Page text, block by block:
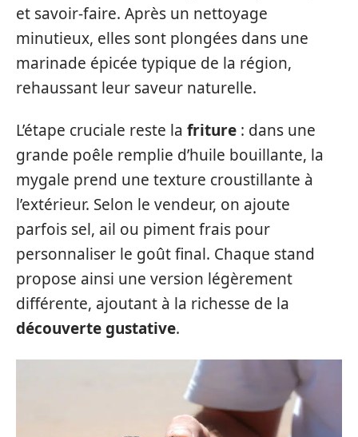
et savoir-faire. Après un nettoyage
minutieux, elles sont plongées dans une
marinade épicée typique de la région,
rehaussant leur saveur naturelle.
L’étape cruciale reste la friture : dans une
grande poêle remplie d’huile bouillante, la
mygale prend une texture croustillante à
l’extérieur. Selon le vendeur, on ajoute
parfois sel, ail ou piment frais pour
personnaliser le goût final. Chaque stand
propose ainsi une version légèrement
différente, ajoutant à la richesse de la
découverte gustative.